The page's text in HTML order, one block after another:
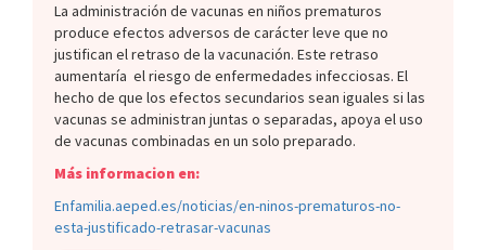
La administración de vacunas en niños prematuros
produce efectos adversos de carácter leve que no
justifican el retraso de la vacunación. Este retraso
aumentaría el riesgo de enfermedades infecciosas. El
hecho de que los efectos secundarios sean iguales si las
vacunas se administran juntas o separadas, apoya el uso
de vacunas combinadas en un solo preparado.
Más informacion en:
Enfamilia.aeped.es/noticias/en-ninos-prematuros-no-
esta-justificado-retrasar-vacunas